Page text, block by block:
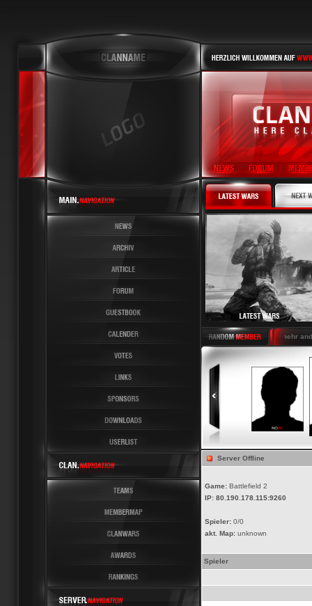
Latest News 6 Latest Last nicht mehr and
Server Offline
Game: Battlefield 2
IP: 80.190.178.115:9260
Spieler: 0/0
akt. Map: unknown
Spieler